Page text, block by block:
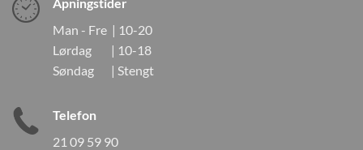
Man - Fre | 10-20
Lørdag | 10-18
Søndag | Stengt
Telefon
21 09 59 90